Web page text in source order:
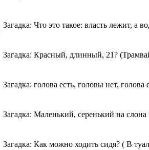
Загадка: Что это такое: власть лежит, а
Загадка: Красный, длинный, 21?
Загадка: голова есть, головы нет,
Загадка: Маленький, серенький на
Загадка: Как можно ходить сидя? ( В